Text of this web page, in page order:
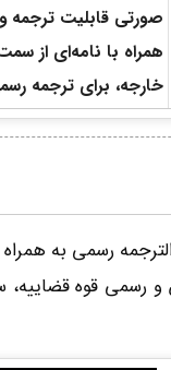
صورتی قابلیت ترجمه
همراه با نامه‌ای از
خارجه، برای ترجمه
رسمی به همراه
قوه قضاییه،